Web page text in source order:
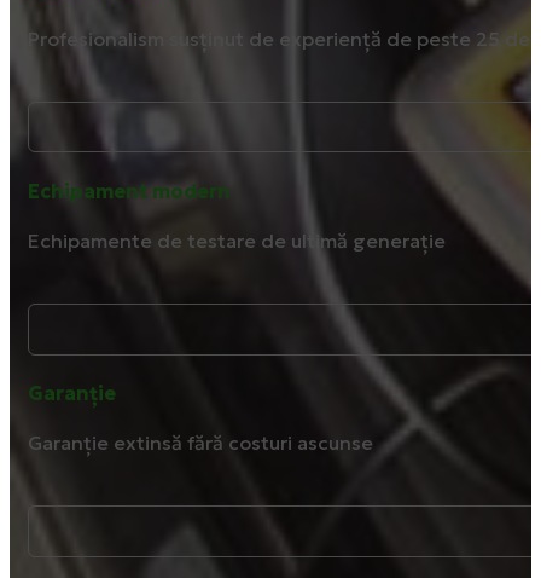
Profesionalism susținut de experiență de peste 25 de
Echipament modern
Echipamente de testare de ultimă generație
Garanție
Garanție extinsă fără costuri ascunse